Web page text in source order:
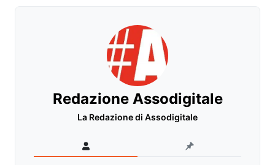
Redazione Assodigitale
La Redazione di Assodigitale